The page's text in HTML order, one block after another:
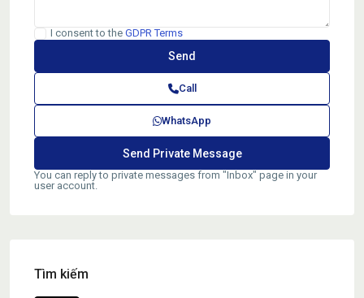
I consent to the GDPR Terms
Call
WhatsApp
You can reply to private messages from "Inbox" page in your
user account.
Tìm kiếm